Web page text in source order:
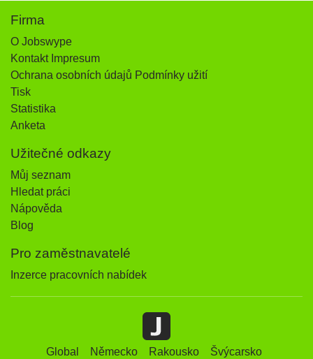
Firma
O Jobswype
Kontakt Impresum
Ochrana osobních údajů Podmínky užití
Tisk
Statistika
Anketa
Užitečné odkazy
Můj seznam
Hledat práci
Nápověda
Blog
Pro zaměstnavatelé
Inzerce pracovních nabídek
Global Německo Rakousko
Švýcarsko